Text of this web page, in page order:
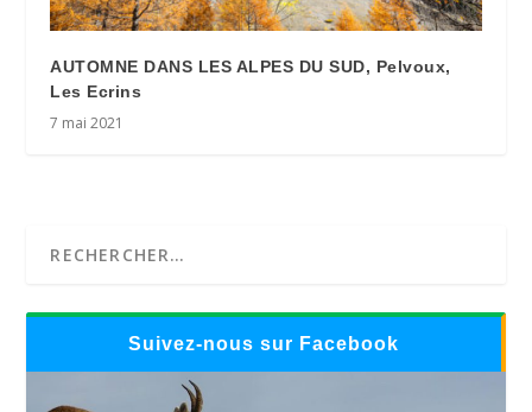
AUTOMNE DANS LES ALPES DU SUD, Pelvoux,
Les Ecrins
7 mai 2021
Suivez-nous sur Facebook